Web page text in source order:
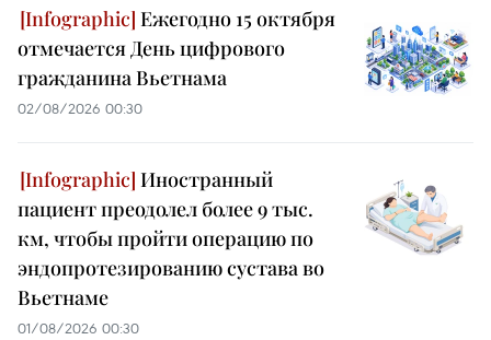
Ежегодно 15 октября
отмечается День цифрового
гражданина Вьетнама
02/08/2026 00:30
Иностранный
пациент преодолел более 9 тыс.
км, чтобы пройти операцию по
эндопротезированию сустава во
Вьетнаме
01/08/2026 00:30